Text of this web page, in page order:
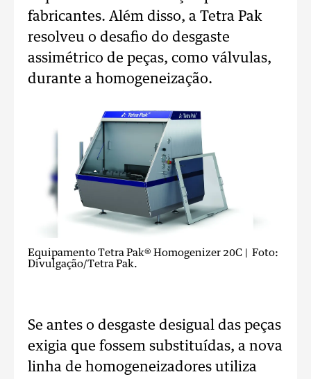
fabricantes. Além disso, a Tetra Pak
resolveu o desafio do desgaste
assimétrico de peças, como válvulas,
durante a homogeneização.
Equipamento Tetra Pak® Homogenizer 20C
| Foto:
Divulgação/Tetra Pak.
Se antes o desgaste desigual das peças
exigia que fossem substituídas, a nova
linha de homogeneizadores utiliza